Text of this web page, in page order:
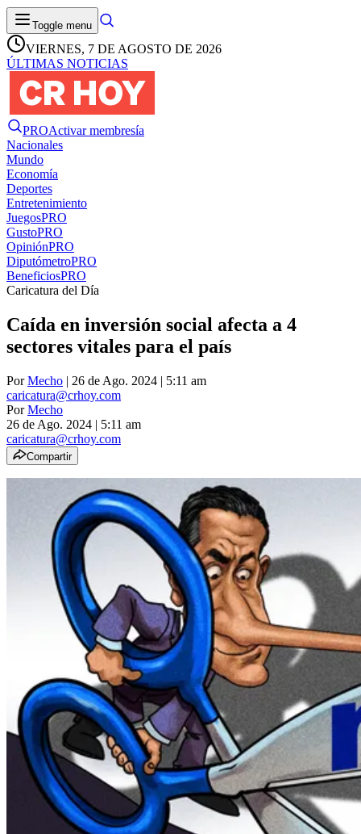
Toggle menu
VIERNES, 7 DE AGOSTO DE 2026
ÚLTIMAS NOTICIAS
PROActivar membresía
Nacionales
Mundo
Economía
Deportes
Entretenimiento
JuegosPRO
GustoPRO
OpiniónPRO
DiputómetroPRO
BeneficiosPRO
Caricatura del Día
Caída en inversión social afecta a 4
sectores vitales para el país
PorMecho | 26 de Ago. 2024 | 5:11 am
caricatura@crhoy.com
PorMecho
26 de Ago. 2024 | 5:11 am
caricatura@crhoy.com
Compartir